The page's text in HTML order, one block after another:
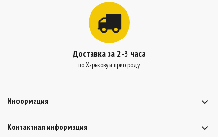
Доставка за 2-3 часа
по Харькову и пригороду
Информация
Контактная информация